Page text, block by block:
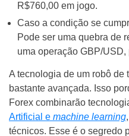
R$760,00 em jogo.
Caso a condição se
Pode ser uma quebra de
uma operação GBP/USD,
A tecnologia de um robô de
bastante avançada. Isso
Forex combinarão
Artificial e machine learning
técnicos. Esse é o segredo